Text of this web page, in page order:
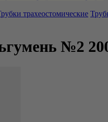
трахеостомические
№2